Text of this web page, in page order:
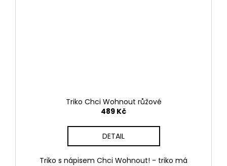
Triko Chci Wohnout růžové
489 Kč
DETAIL
Triko s nápisem Chci Wohnout! - triko má